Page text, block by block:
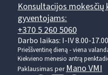
Konsultacijos mokesčių
gyventojams:
+370 5 260 5060
Darbo laikas: I-IV 8.00-
Prieššventinę dieną - viena
Kiekvieno mėnesio antrą
Paklausimas perMano VMI